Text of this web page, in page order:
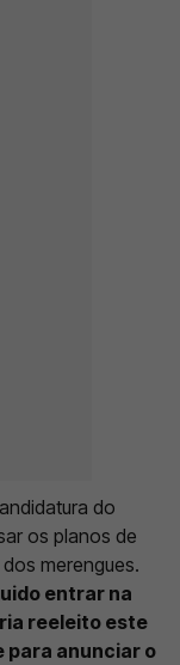
do
os planos de
merengues.
entrar na
reeleito este
para anunciar o